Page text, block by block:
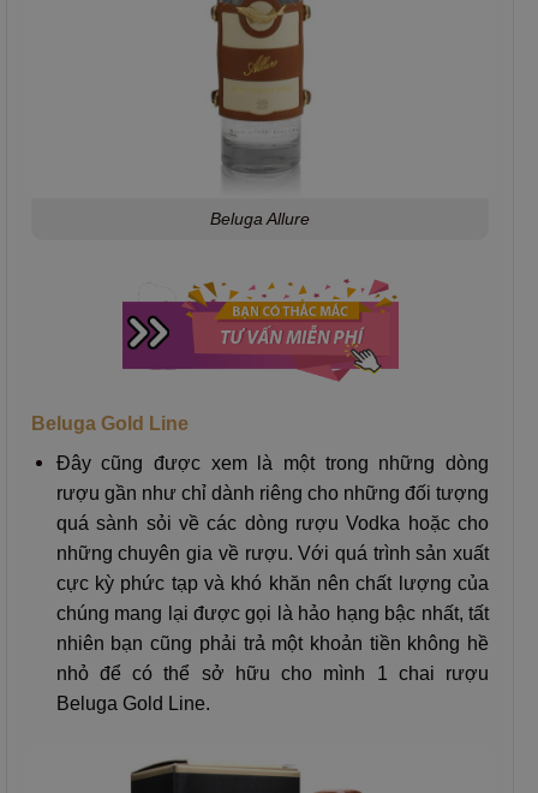
Beluga Allure
Beluga Gold Line
Đây cũng được xem là một trong những dòng
rượu gần như chỉ dành riêng cho những đối tượng
quá sành sỏi về các dòng rượu Vodka hoặc cho
những chuyên gia về rượu. Với quá trình sản xuất
cực kỳ phức tạp và khó khăn nên chất lượng của
chúng mang lại được gọi là hảo hạng bậc nhất, tất
nhiên bạn cũng phải trả một khoản tiền không hề
nhỏ để có thể sở hữu cho mình 1 chai rượu
Beluga Gold Line.